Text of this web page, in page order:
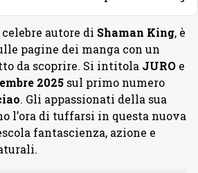
autore di Shaman King, è
pagine dei manga con un
da scoprire. Si intitola JURO e
2025 sul primo numero
. Gli appassionati della sua
l’ora di tuffarsi in questa nuova
fantascienza, azione e